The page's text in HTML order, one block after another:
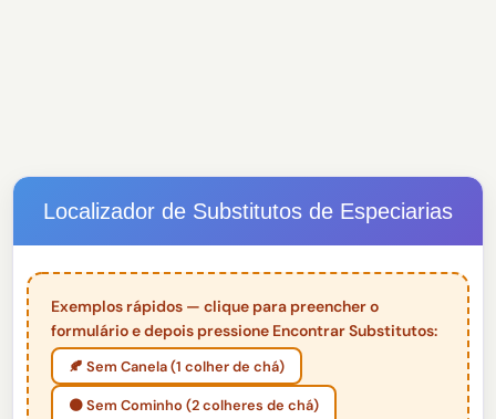
Localizador de Substitutos de Especiarias
Exemplos rápidos — clique para preencher o
formulário e depois pressione Encontrar Substitutos:
🍂 Sem Canela (1 colher de chá)
🟤 Sem Cominho (2 colheres de chá)